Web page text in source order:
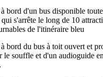
bord d'un bus disponible
s'arrête le long de 10
de l'itinéraire bleu
bord du bus à toit ouvert et
le souffle et d'un audioguide